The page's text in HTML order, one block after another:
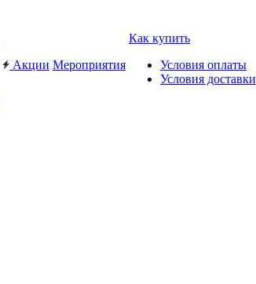
Акции Мероприятия
Как купить
Условия оплаты
Условия доставки